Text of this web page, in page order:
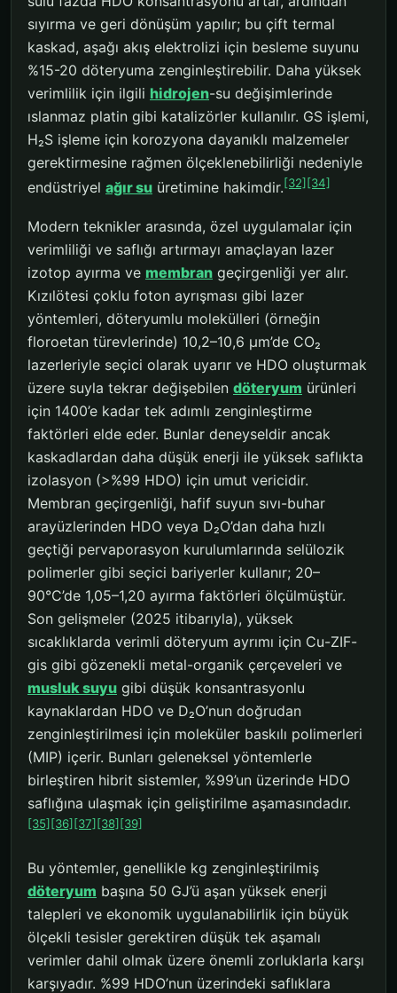
sıyırma ve geri dönüşüm yapılır; bu çift termal
kaskad, aşağı akış elektrolizi için besleme suyunu
%15-20 döteryuma zenginleştirebilir. Daha yüksek
verimlilik için ilgili hidrojen-su değişimlerinde
ıslanmaz platin gibi katalizörler kullanılır. GS işlemi,
H₂S işleme için korozyona dayanıklı malzemeler
gerektirmesine rağmen ölçeklenebilirliği nedeniyle
endüstriyel ağır su üretimine hakimdir.[32] [34]
Modern teknikler arasında, özel uygulamalar için
verimliliği ve saflığı artırmayı amaçlayan lazer
izotop ayırma ve membran geçirgenliği yer alır.
Kızılötesi çoklu foton ayrışması gibi lazer
yöntemleri, döteryumlu molekülleri (örneğin
floroetan türevlerinde) 10,2–10,6 μm’de CO₂
lazerleriyle seçici olarak uyarır ve HDO oluşturmak
üzere suyla tekrar değişebilen döteryum ürünleri
için 1400’e kadar tek adımlı zenginleştirme
faktörleri elde eder. Bunlar deneyseldir ancak
kaskadlardan daha düşük enerji ile yüksek saflıkta
izolasyon (>%99 HDO) için umut vericidir.
Membran geçirgenliği, hafif suyun sıvı-buhar
arayüzlerinden HDO veya D₂O’dan daha hızlı
geçtiği pervaporasyon kurulumlarında selülozik
polimerler gibi seçici bariyerler kullanır; 20–
90°C’de 1,05–1,20 ayırma faktörleri ölçülmüştür.
Son gelişmeler (2025 itibarıyla), yüksek
sıcaklıklarda verimli döteryum ayrımı için Cu-ZIF-
gis gibi gözenekli metal-organik çerçeveleri ve
musluk suyu gibi düşük konsantrasyonlu
kaynaklardan HDO ve D₂O’nun doğrudan
zenginleştirilmesi için moleküler baskılı polimerleri
(MIP) içerir. Bunları geleneksel yöntemlerle
birleştiren hibrit sistemler, %99’un üzerinde HDO
saflığına ulaşmak için geliştirilme aşamasındadır.
[35] [36] [37] [38] [39]
Bu yöntemler, genellikle kg zenginleştirilmiş
döteryum başına 50 GJ’ü aşan yüksek enerji
talepleri ve ekonomik uygulanabilirlik için büyük
ölçekli tesisler gerektiren düşük tek aşamalı
verimler dahil olmak üzere önemli zorluklarla karşı
karşıyadır. %99 HDO’nun üzerindeki saflıklara